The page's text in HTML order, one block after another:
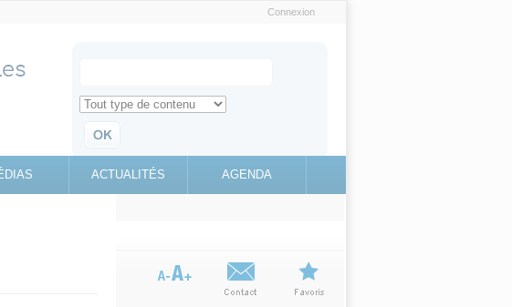
Connexion
Search for
Retrouvez toute l'information sur le site education.gouv.fr
ACTUALITÉS AGENDA